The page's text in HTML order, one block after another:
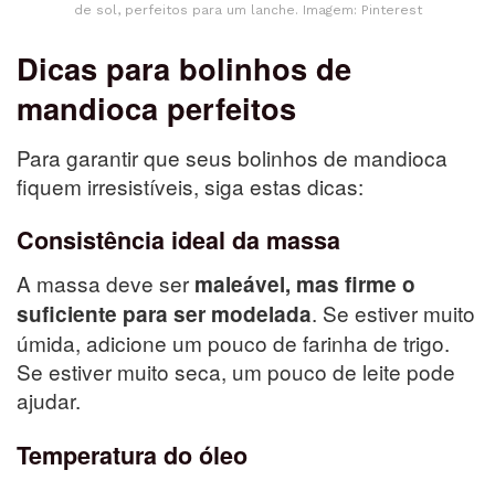
de sol, perfeitos para um lanche. Imagem: Pinterest
Dicas para bolinhos de
mandioca perfeitos
Para garantir que seus bolinhos de mandioca
fiquem irresistíveis, siga estas dicas:
Consistência ideal da massa
A massa deve ser maleável, mas firme o
suficiente para ser modelada. Se estiver muito
úmida, adicione um pouco de farinha de trigo.
Se estiver muito seca, um pouco de leite pode
ajudar.
Temperatura do óleo